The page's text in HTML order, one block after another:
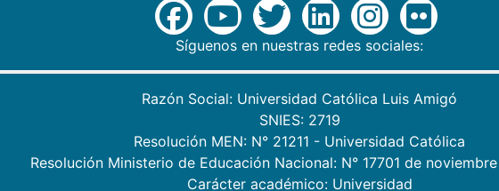
Síguenos en nuestras redes sociales:
Razón Social: Universidad Católica Luis Amigó
SNIES: 2719
Resolución MEN: N° 21211 - Universidad Católica
Resolución Ministerio de Educación Nacional: N° 17701 de
Carácter académico: Universidad